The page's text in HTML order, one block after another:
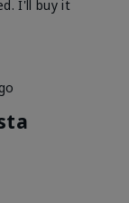
I'll buy it